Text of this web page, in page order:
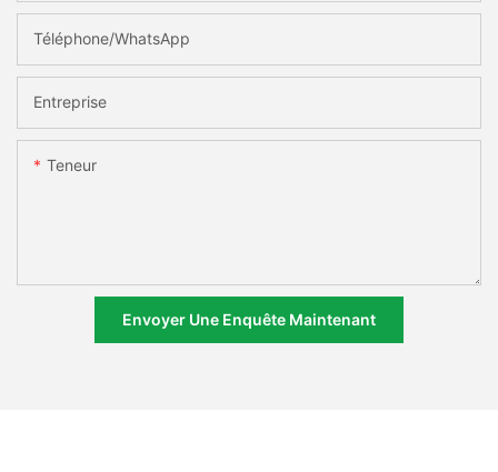
Téléphone/WhatsApp
Entreprise
Teneur
Envoyer Une Enquête Maintenant